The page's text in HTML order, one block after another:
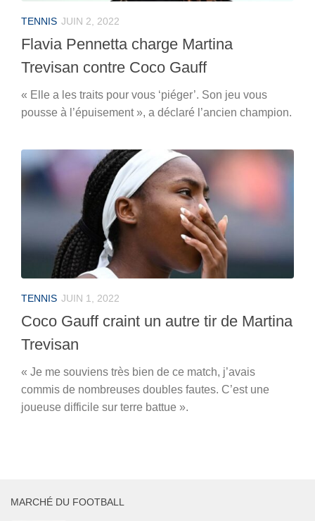
TENNIS JUIN 2, 2022
Flavia Pennetta charge Martina
Trevisan contre Coco Gauff
« Elle a les traits pour vous ‘piéger’. Son jeu vous
pousse à l’épuisement », a déclaré l’ancien champion.
TENNIS JUIN 1, 2022
Coco Gauff craint un autre tir de Martina
Trevisan
« Je me souviens très bien de ce match, j’avais
commis de nombreuses doubles fautes. C’est une
joueuse difficile sur terre battue ».
MARCHÉ DU FOOTBALL